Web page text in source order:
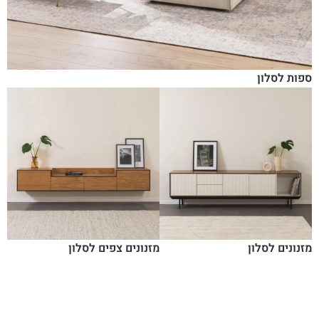
ספות לסלון
מזנונים לסלון מזנונים צפים לסלון